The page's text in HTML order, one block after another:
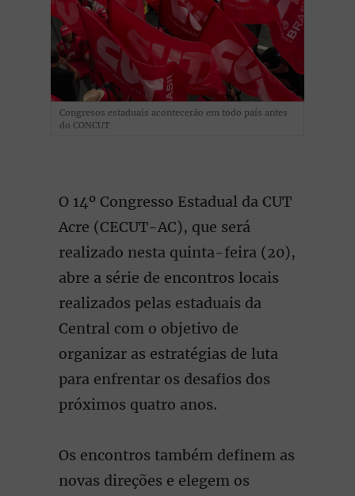
Congresos estaduais acontecerão em todo país antes
do CONCUT
O 14º Congresso Estadual da CUT
Acre (CECUT-AC), que será
realizado nesta quinta-feira (20),
abre a série de encontros locais
realizados pelas estaduais da
Central com o objetivo de
organizar as estratégias de luta
para enfrentar os desafios dos
próximos quatro anos.
Os encontros também definem as
novas direções e elegem os